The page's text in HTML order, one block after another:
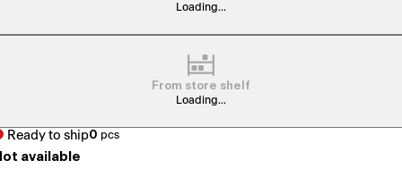
Loading...
From store shelf
Loading...
Ready to ship0 pcs
available